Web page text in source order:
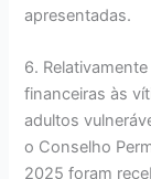
apresentadas.
6.
financeiras às
adultos
o Conselho
2025 foram